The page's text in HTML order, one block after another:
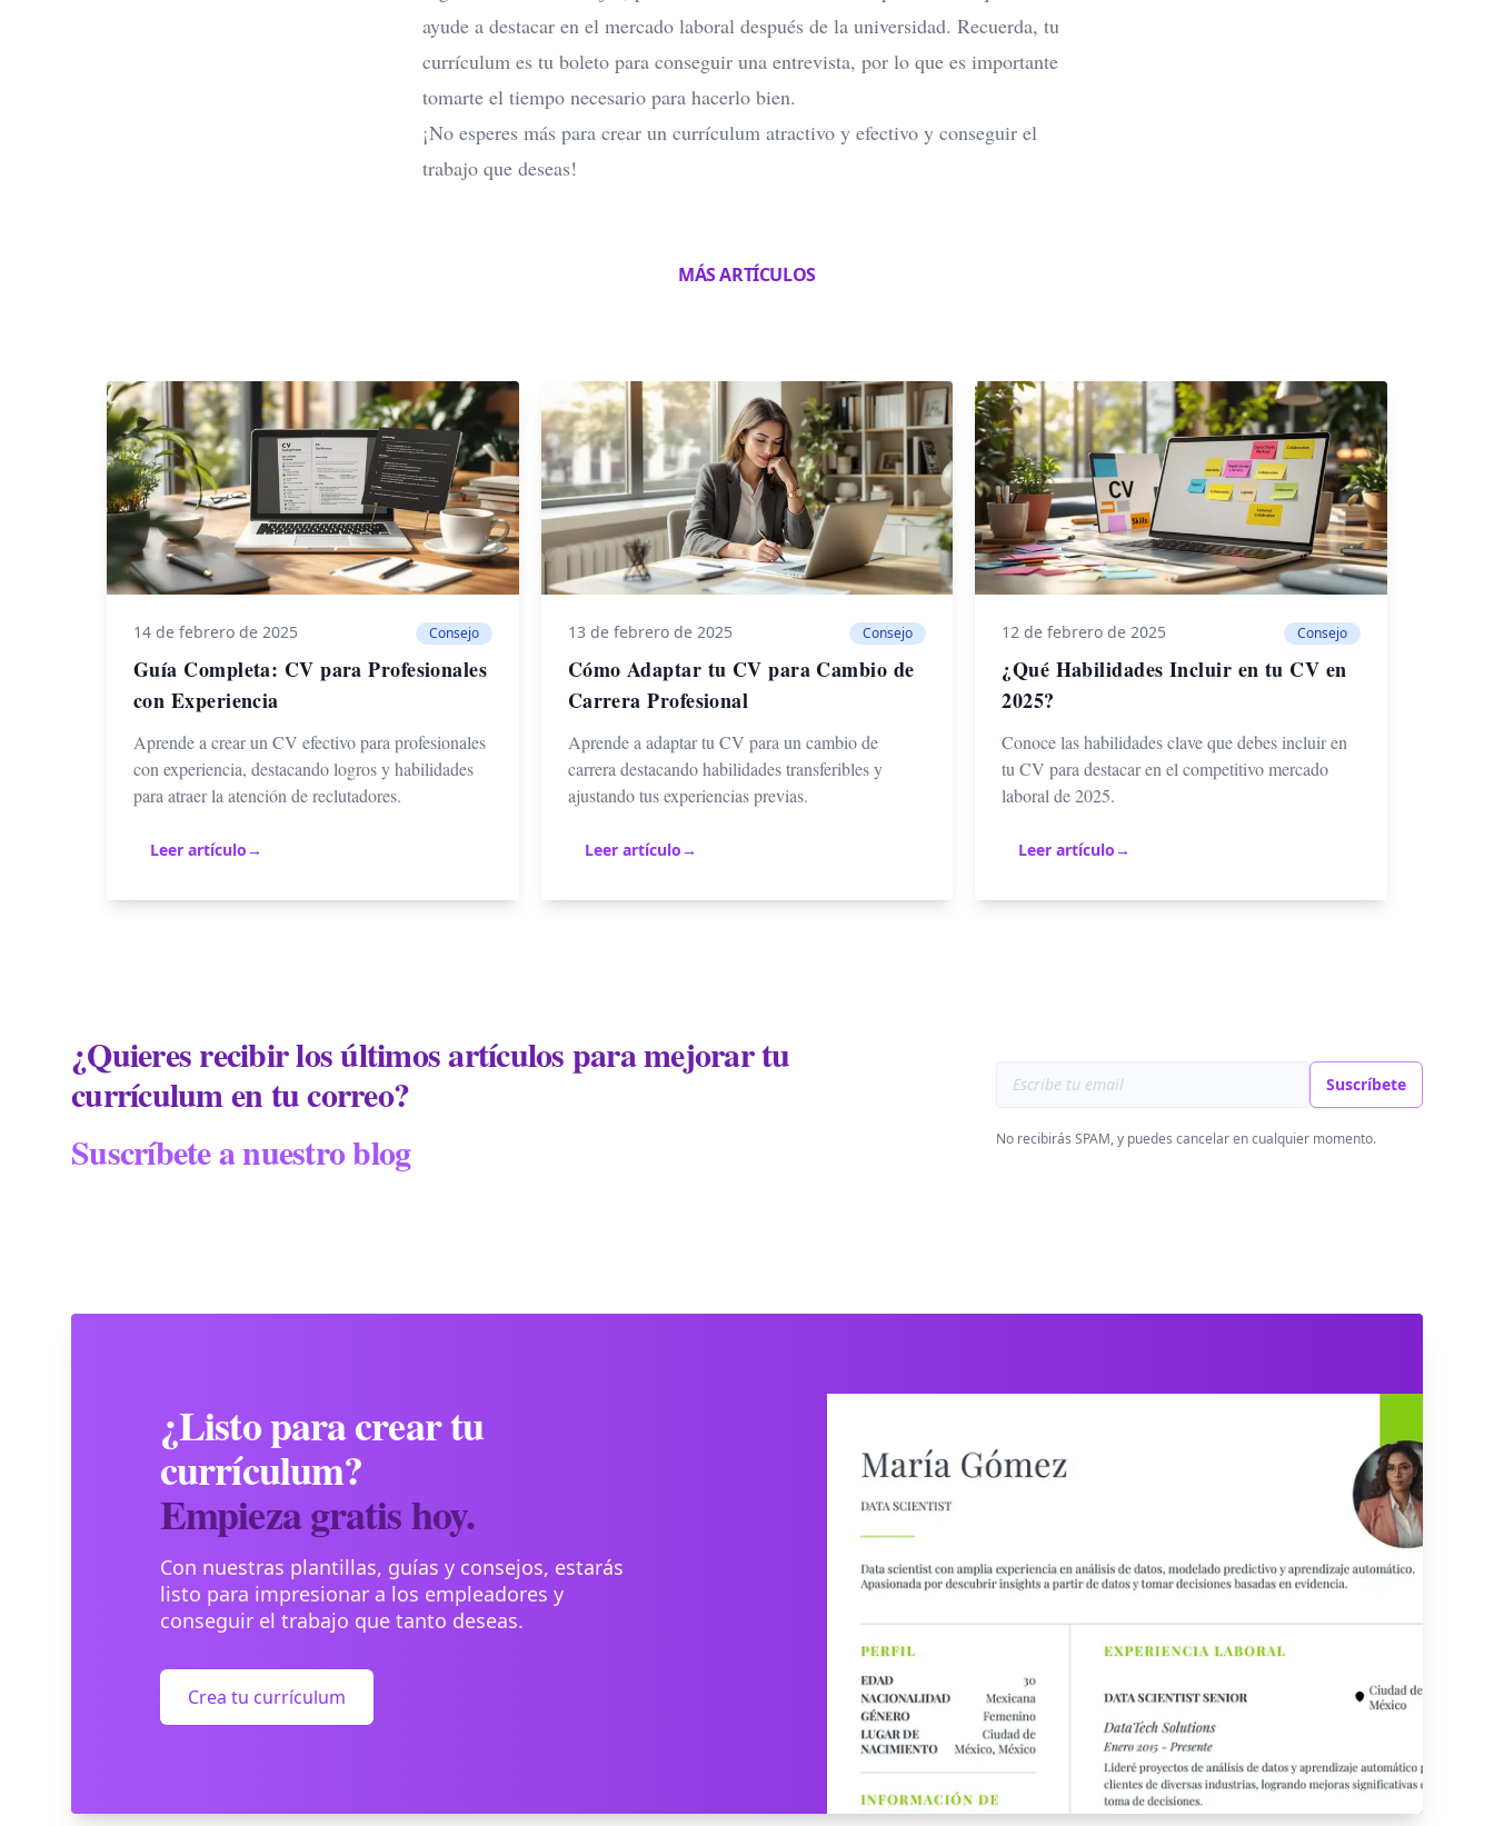
ayude a destacar en el mercado laboral después de la universidad. Recuerda, tu
currículum es tu boleto para conseguir una entrevista, por lo que es importante
tomarte el tiempo necesario para hacerlo bien.
¡No esperes más para crear un currículum atractivo y efectivo y conseguir el
trabajo que deseas!
MÁS ARTÍCULOS
14 de febrero de 2025 Consejo
Guía Completa: CV para Profesionales
con Experiencia
Aprende a crear un CV efectivo para profesionales
con experiencia, destacando logros y habilidades
para atraer la atención de reclutadores.
Leer artículo→
13 de febrero de 2025 Consejo
Cómo Adaptar tu CV para Cambio de
Carrera Profesional
Aprende a adaptar tu CV para un cambio de
carrera destacando habilidades transferibles y
ajustando tus experiencias previas.
Leer artículo→
12 de febrero de 2025 Consejo
¿Qué Habilidades Incluir en tu CV en
2025?
Conoce las habilidades clave que debes incluir en
tu CV para destacar en el competitivo mercado
laboral de 2025.
Leer artículo→
¿Quieres recibir los últimos artículos para mejorar tu
currículum en tu correo?
Suscríbete a nuestro blog
Email address Suscríbete
No recibirás SPAM, y puedes cancelar en cualquier momento.
¿Listo para crear tu
currículum?
Empieza gratis hoy.
Con nuestras plantillas, guías y consejos, estarás
listo para impresionar a los empleadores y
conseguir el trabajo que tanto deseas.
Crea tu currículum